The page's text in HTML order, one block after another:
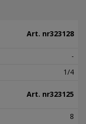
Art. nr323128
-
1/4
Art. nr323125
8